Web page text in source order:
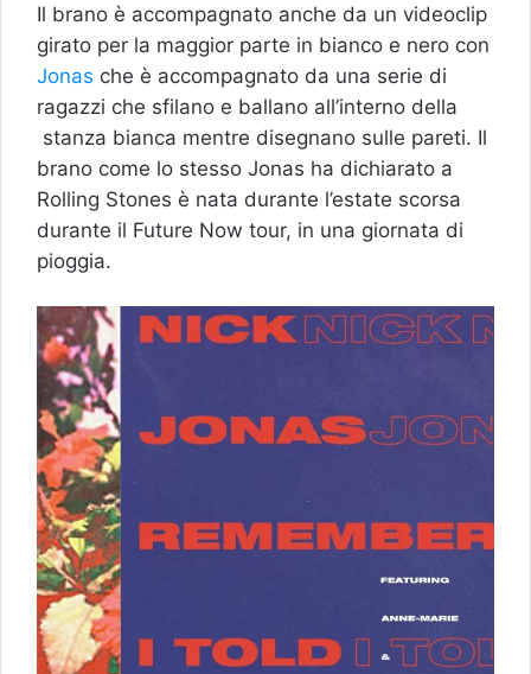
Il brano è accompagnato anche da un videoclip
girato per la maggior parte in bianco e nero con
Jonas che è accompagnato da una serie di
ragazzi che sfilano e ballano all’interno della
stanza bianca mentre disegnano sulle pareti. Il
brano come lo stesso Jonas ha dichiarato a
Rolling Stones è nata durante l’estate scorsa
durante il Future Now tour, in una giornata di
pioggia.